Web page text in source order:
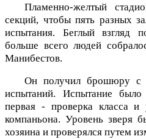
Пламенно-желтый
секций, чтобы пять разных
испытания. Беглый взгляд
больше всего людей
Манибестов.
Он получил брошюру с
испытаний. Испытание
первая - проверка класса и
компаньона. Уровень зверя
хозяина и проверялся путем